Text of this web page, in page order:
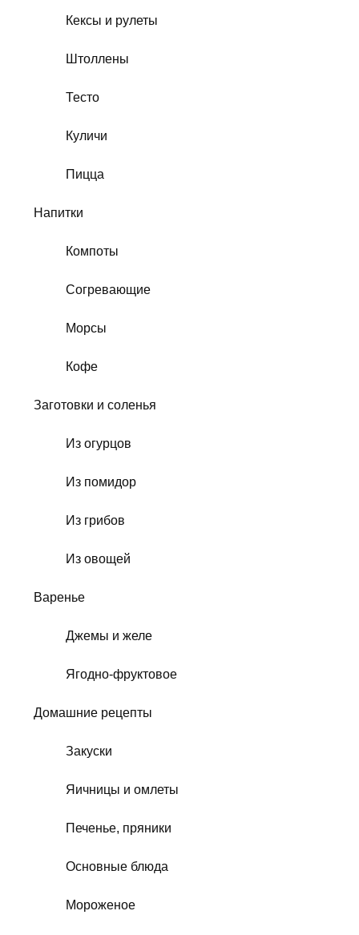
Кексы и рулеты
Штоллены
Тесто
Куличи
Пицца
Напитки
Компоты
Согревающие
Морсы
Кофе
Заготовки и соленья
Из огурцов
Из помидор
Из грибов
Из овощей
Варенье
Джемы и желе
Ягодно-фруктовое
Домашние рецепты
Закуски
Яичницы и омлеты
Печенье, пряники
Основные блюда
Мороженое